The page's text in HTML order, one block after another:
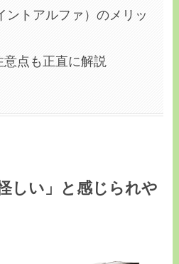
ントアルファ）のメリッ
意点も正直に解説
しい」と感じられや